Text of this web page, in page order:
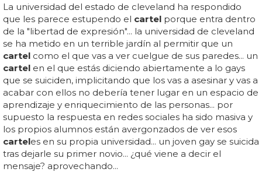
La universidad del estado de cleveland ha respondido
que les parece estupendo el cartel porque entra dentro
de la "libertad de expresión"... la universidad de cleveland
se ha metido en un terrible jardín al permitir que un
cartel como el que vas a ver cuelgue de sus paredes... un
cartel en el que estás diciendo abiertamente a lo gays
que se suiciden, implicitando que los vas a asesinar y vas a
acabar con ellos no debería tener lugar en un espacio de
aprendizaje y enriquecimiento de las personas... por
supuesto la respuesta en redes sociales ha sido masiva y
los propios alumnos están avergonzados de ver esos
carteles en su propia universidad... un joven gay se suicida
tras dejarle su primer novio... ¿qué viene a decir el
mensaje? aprovechando...